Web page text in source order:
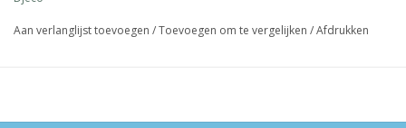
Aan verlanglijst toevoegen /Toevoegen om te vergelijken /Afdrukken